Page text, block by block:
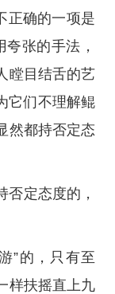
正确的一项是
张的手法，
瞠目结舌的艺
它们不理解鲲
然都持否定态
否定态度的，
”的，只有至
样扶摇直上九